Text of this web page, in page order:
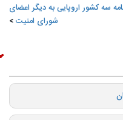
سه کشور اروپایی به دیگر اعضای
شورای امنیت